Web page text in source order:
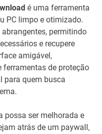
é uma ferramenta
PC limpo e otimizado.
permitindo
e recupere
amigável,
ferramentas de proteção
para quem busca
possa ser melhorada e
atrás de um paywall,